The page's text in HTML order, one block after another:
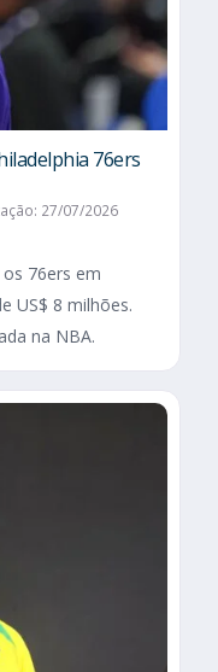
76ers
27/07/2026
76ers em
US$ 8 milhões.
na NBA.